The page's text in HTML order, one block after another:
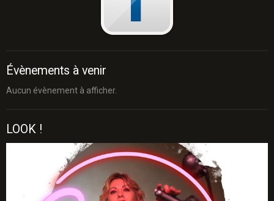
Évènements à venir
Aucun évènement à afficher.
LOOK !